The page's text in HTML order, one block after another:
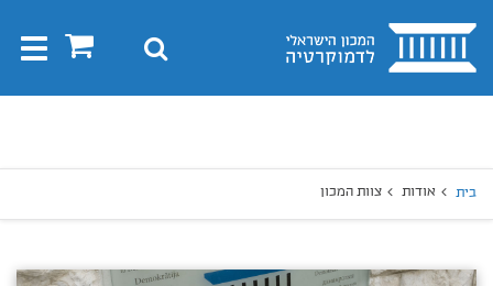
בית 0 חיפוש
בית אודות צוות המכון